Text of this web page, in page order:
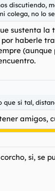
discutiendo,
colega, no lo
sustenta la
haberle
(aunque
si tal,
amigos,
si, se